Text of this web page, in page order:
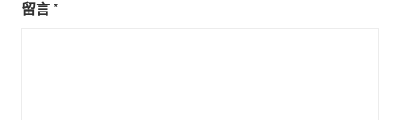
留言 *